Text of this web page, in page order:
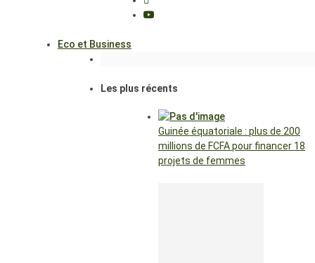
Eco et Business
Les plus récents
Guinée équatoriale : plus de 200
millions de FCFA pour financer 18
projets de femmes